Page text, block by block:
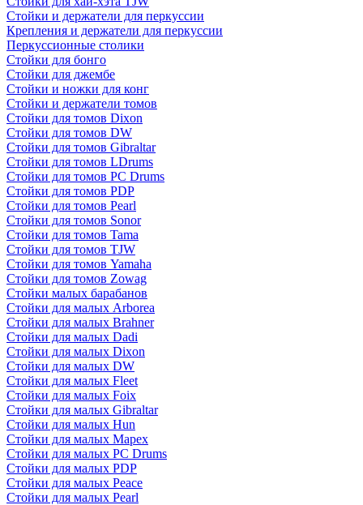
Стойки и держатели для перкуссии
Крепления и держатели для перкуссии
Перкуссионные столики
Стойки для бонго
Стойки для джембе
Стойки и ножки для конг
Стойки и держатели томов
Стойки для томов Dixon
Стойки для томов DW
Стойки для томов Gibraltar
Стойки для томов LDrums
Стойки для томов PC Drums
Стойки для томов PDP
Стойки для томов Pearl
Стойки для томов Sonor
Стойки для томов Tama
Стойки для томов TJW
Стойки для томов Yamaha
Стойки для томов Zowag
Стойки малых барабанов
Стойки для малых Arborea
Стойки для малых Brahner
Стойки для малых Dadi
Стойки для малых Dixon
Стойки для малых DW
Стойки для малых Fleet
Стойки для малых Foix
Стойки для малых Gibraltar
Стойки для малых Hun
Стойки для малых Mapex
Стойки для малых PC Drums
Стойки для малых PDP
Стойки для малых Peace
Стойки для малых Pearl